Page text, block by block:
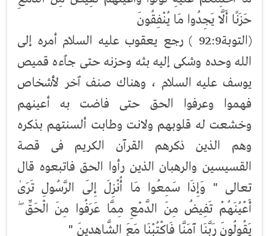
حَزَنًا أَلَّا يَجِدُوا مَا يُنْفِقُونَ
(التوبة‎‎ 92:9) رجع يعقوب عليه السلام أمره إلى
الله وحده وشكى إليه بثه وحزنه حتى جٱءه قميص
يوسف عليه السلام ، وهناك صنف ٱخر لأشخاص
فهموا وعرفوا الحق حتى فاضت به أعينهم
وخشعت له قلوبهم ولانت وطابت ألسنتهم بذكره
وهم الذين ذكرهم القرآن الكريم فى قصة
القسيسين والرهبان الذين رأوا الحق فاتبعوه قال
تعالى " وَإِذَا سَمِعُوا مَا أُنْزِلَ إِلَى الرَّسُولِ تَرَىٰ
أَعْيُنَهُمْ تَفِيضُ مِنَ الدَّمْعِ مِمَّا عَرَفُوا مِنَ الْحَقِّ ۖ
يَقُولُونَ رَبَّنَا آمَنَّا فَاكْتُبْنَا مَعَ الشَّاهِدِينَ "